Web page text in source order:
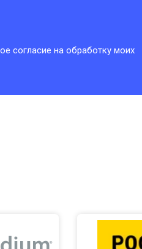
согласие на обработку моих